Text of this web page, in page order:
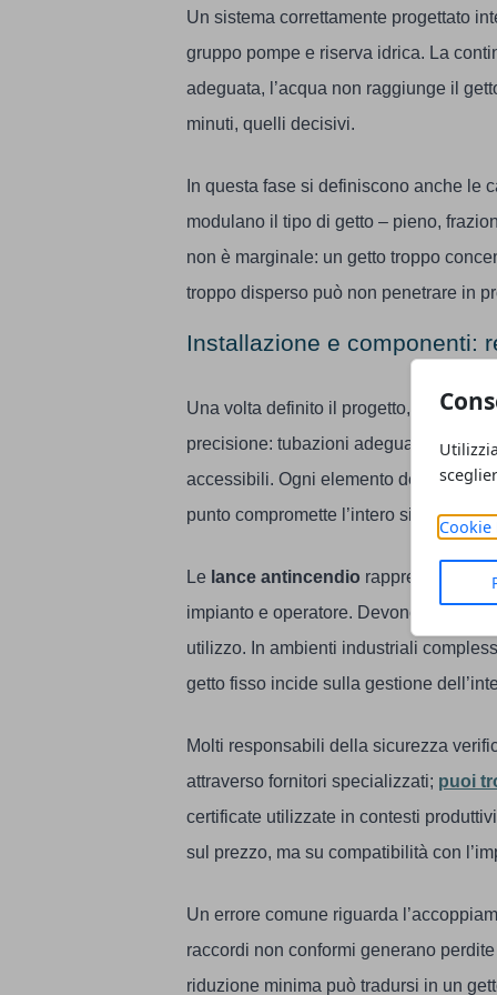
Cookie
Un sistema correttamente progettato
gruppo pompe e riserva idrica. La
adeguata, l’acqua non raggiunge il
minuti, quelli decisivi.
In questa fase si definiscono anche le
modulano il tipo di getto – pieno,
non è marginale: un getto troppo
troppo disperso può non penetrare in
Installazione e componenti:
Una volta definito il progetto, si passa
precisione: tubazioni adeguate al
accessibili. Ogni elemento deve
punto compromette l’intero sistema.
Le lance antincendio rappresentano il
impianto e operatore. Devono
utilizzo. In ambienti industriali
getto fisso incide sulla gestione
Molti responsabili della sicurezza
attraverso fornitori specializzati; puoi
certificate utilizzate in contesti
sul prezzo, ma su compatibilità con
Un errore comune riguarda
raccordi non conformi generano
riduzione minima può tradursi in un